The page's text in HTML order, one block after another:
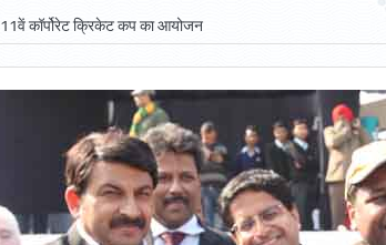
11वें कॉर्पोरेट क्रिकेट कप का आयोजन